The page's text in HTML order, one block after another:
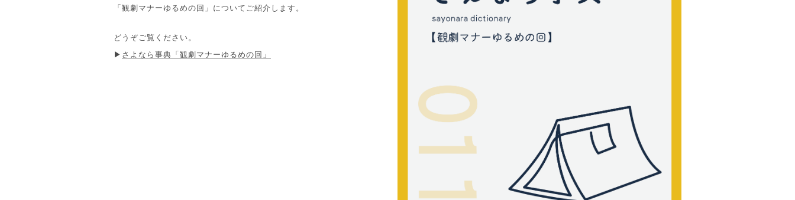
「観劇マナーゆるめの回」についてご紹介します。
どうぞご覧ください。
▶ さよなら事典「観劇マナーゆるめの回」